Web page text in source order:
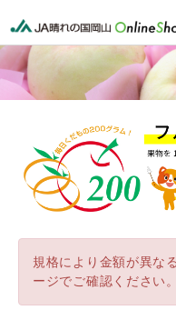
規格により金額が異な
ージでご確認ください。